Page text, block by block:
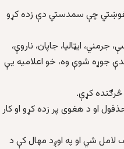
غوښتي چې سمدستي دې زده کړو
ايټاليا، جاپان، ناروې،
جوړه شوې وه، خو اعلاميه يې
کړې.
او د هغوی پر زده کړو او کار
لامل شي او په اوږد مهال کې د